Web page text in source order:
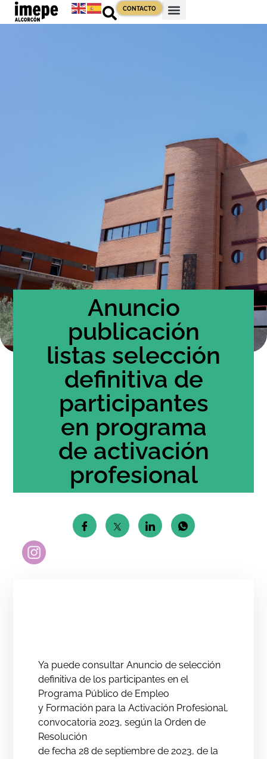
CONTACTO
Anuncio
publicación
listas selección
definitiva de
participantes
en programa
de activación
profesional
Ya puede consultar Anuncio de selección
definitiva de los participantes en el
Programa Público de Empleo
y Formación para la Activación Profesional,
convocatoria 2023, según la Orden de
Resolución
de fecha 28 de septiembre de 2023, de la